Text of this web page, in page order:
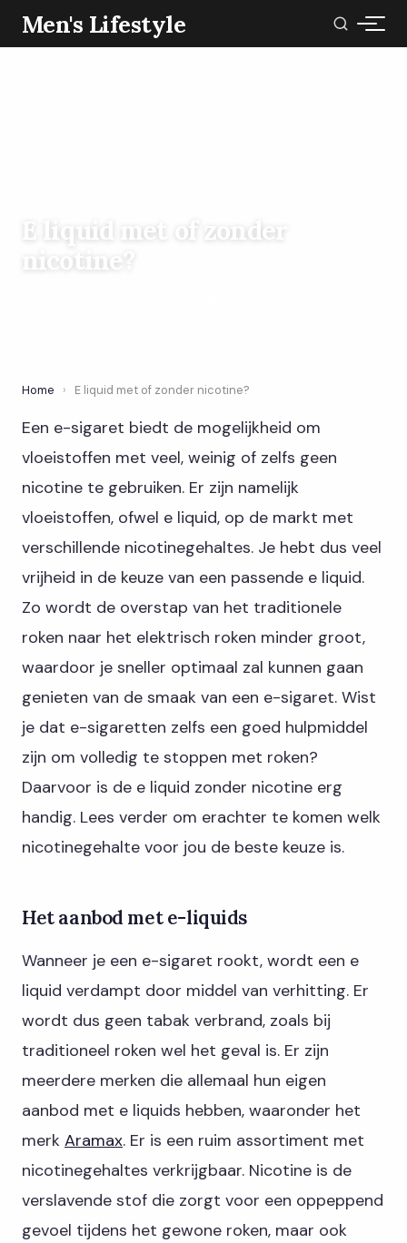
Men's Lifestyle
E liquid met of zonder
nicotine?
Home › E liquid met of zonder nicotine?
Een e-sigaret biedt de mogelijkheid om
vloeistoffen met veel, weinig of zelfs geen
nicotine te gebruiken. Er zijn namelijk
vloeistoffen, ofwel e liquid, op de markt met
verschillende nicotinegehaltes. Je hebt dus veel
vrijheid in de keuze van een passende e liquid.
Zo wordt de overstap van het traditionele
roken naar het elektrisch roken minder groot,
waardoor je sneller optimaal zal kunnen gaan
genieten van de smaak van een e-sigaret. Wist
je dat e-sigaretten zelfs een goed hulpmiddel
zijn om volledig te stoppen met roken?
Daarvoor is de e liquid zonder nicotine erg
handig. Lees verder om erachter te komen welk
nicotinegehalte voor jou de beste keuze is.
Het aanbod met e-liquids
Wanneer je een e-sigaret rookt, wordt een e
liquid verdampt door middel van verhitting. Er
wordt dus geen tabak verbrand, zoals bij
traditioneel roken wel het geval is. Er zijn
meerdere merken die allemaal hun eigen
aanbod met e liquids hebben, waaronder het
merk Aramax. Er is een ruim assortiment met
nicotinegehaltes verkrijgbaar. Nicotine is de
verslavende stof die zorgt voor een oppeppend
gevoel tijdens het gewone roken, maar ook